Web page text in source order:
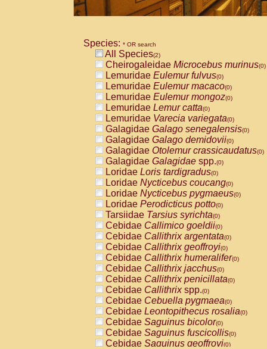
Species: * OR search
All Species(2)
Cheirogaleidae Microcebus murinus(0)
Lemuridae Eulemur fulvus(0)
Lemuridae Eulemur macaco(0)
Lemuridae Eulemur mongoz(0)
Lemuridae Lemur catta(0)
Lemuridae Varecia variegata(0)
Galagidae Galago senegalensis(0)
Galagidae Galago demidovii(0)
Galagidae Otolemur crassicaudatus(0)
Galagidae Galagidae spp.(0)
Loridae Loris tardigradus(0)
Loridae Nycticebus coucang(0)
Loridae Nycticebus pygmaeus(0)
Loridae Perodicticus potto(0)
Tarsiidae Tarsius syrichta(0)
Cebidae Callimico goeldii(0)
Cebidae Callithrix argentata(0)
Cebidae Callithrix geoffroyi(0)
Cebidae Callithrix humeralifer(0)
Cebidae Callithrix jacchus(0)
Cebidae Callithrix penicillata(0)
Cebidae Callithrixspp.(0)
Cebidae Cebuella pygmaea(0)
Cebidae Leontopithecus rosalia(0)
Cebidae Saguinus bicolor(0)
Cebidae Saguinus fuscicollis(0)
Cebidae Saguinus geoffroyi(0)